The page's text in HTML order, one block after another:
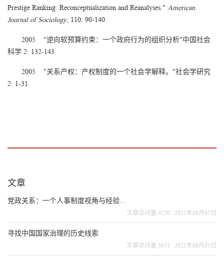
Prestige Ranking: Reconceptualization and Reanalyses." American
Journal of Sociology, 110: 90-140.
2005 "逆向软预算约束：一个政府行为的组织分析"中国社会
科学 2: 132-143.
2005 "关系产权：产权制度的一个社会学解释。"社会学研究
2: 1-31.
文章
文章访问量:4250 2021年06月01日
寻找中国国家治理的历史线索
文章访问量:3651 2021年06月01日